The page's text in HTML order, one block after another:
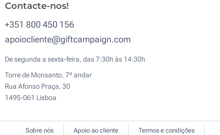
Contacte-nos!
+351 800 450 156
apoiocliente@giftcampaign.com
De segunda a sexta-feira, das 7:30h às 14:30h
Torre de Monsanto, 7º andar
Rua Afonso Praça, 30
1495-061 Lisboa
Sobre nós Apoio ao cliente
Termos e condições